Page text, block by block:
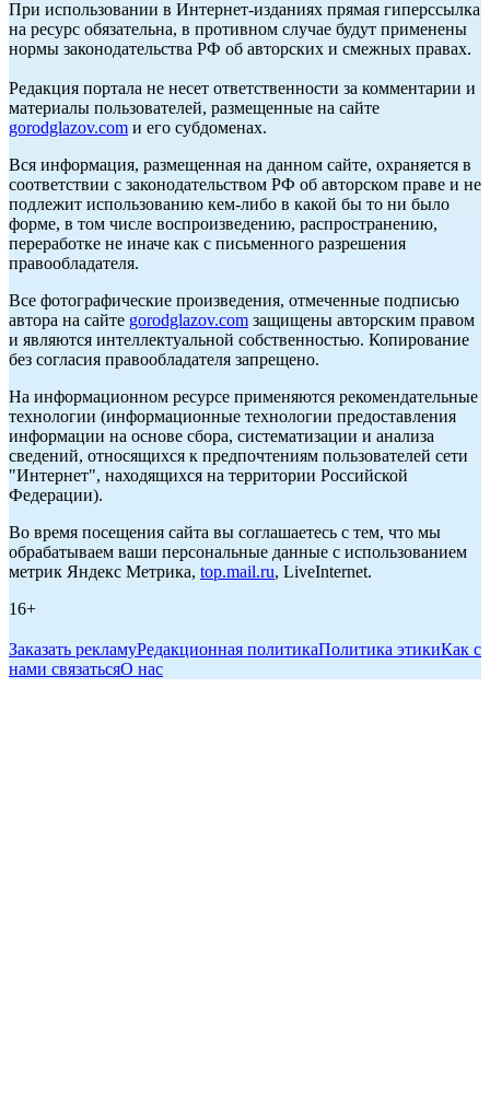
При использовании в Интернет-изданиях прямая гиперссылка
на ресурс обязательна, в противном случае будут применены
нормы законодательства РФ об авторских и смежных правах.
Редакция портала не несет ответственности за комментарии и
материалы пользователей, размещенные на сайте
gorodglazov.com и его субдоменах.
Вся информация, размещенная на данном сайте, охраняется в
соответствии с законодательством РФ об авторском праве и не
подлежит использованию кем-либо в какой бы то ни было
форме, в том числе воспроизведению, распространению,
переработке не иначе как с письменного разрешения
правообладателя.
Все фотографические произведения, отмеченные подписью
автора на сайте gorodglazov.com защищены авторским правом
и являются интеллектуальной собственностью. Копирование
без согласия правообладателя запрещено.
На информационном ресурсе применяются рекомендательные
технологии (информационные технологии предоставления
информации на основе сбора, систематизации и анализа
сведений, относящихся к предпочтениям пользователей сети
"Интернет", находящихся на территории Российской
Федерации).
Во время посещения сайта вы соглашаетесь с тем, что мы
обрабатываем ваши персональные данные с использованием
метрик Яндекс Метрика, top.mail.ru, LiveInternet.
16+
Заказать рекламуРедакционная политикаПолитика этикиКак с
нами связатьсяО нас